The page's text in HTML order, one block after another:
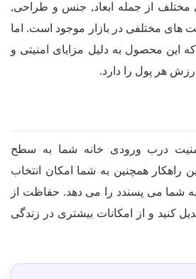
مختلف از جمله ابعاد, جنس و طراحی,
های مختلفی در بازار موجود است. اما
این محصول به دلیل مزایای امنیتی و
هر پول را دارد.
امنیت درب ورودی خانه شما به سطح
راهکار همچنین به شما امکان انتخاب
شما می پسندد را می دهد. حفاظت از
کنید و از امکانات بیشتری در زندگی